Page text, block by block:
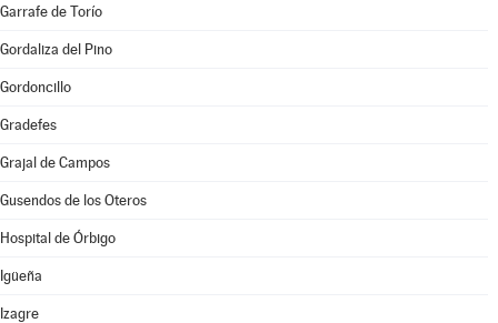
Garrafe de Torío
Gordaliza del Pino
Gordoncillo
Gradefes
Grajal de Campos
Gusendos de los Oteros
Hospital de Órbigo
Igüeña
Izagre